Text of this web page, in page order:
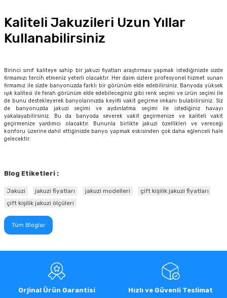
Kaliteli Jakuzileri Uzun Yıllar
Kullanabilirsiniz
Birinci sınıf kaliteye sahip bir jakuzi fiyatları araştırması yapmak istediğinizde sizde
firmamızı tercih etmeniz yeterli olacaktır. Her daim sizlere profesyonel hizmet sunan
firmamız ile sizde banyonuzda farklı bir görünüm elde edebilirsiniz. Banyoda yüksek
ışık kalitesi ile ferah görünüm elde edebileceğiniz gibi renk seçimi ve ürün seçimi ile
de bunu destekleyerek banyolarınızda keyifli vakit geçirme imkanı bulabilirsiniz. Siz
de banyonuzda jakuzi seçimi ve aydınlatma seçimi ile istediğiniz havayı
yakalayabilirsiniz. Bu da banyoda severek vakit geçirmenize ve kaliteli vakit
geçirmenize yardımcı olacaktır. Bununla birlikte jakuzi özellikleri ve vereceği
konforu üzerine dahil ettiğinizde banyo yapmak eskisinden çok daha eğlenceli hale
gelecektir.
Blog Etiketleri :
Jakuzi jakuzi fiyatları jakuzi modelleri
çift kişilik jakuzi fiyatları
çift kişilik jakuzi ölçüleri
Tüm Bloglar
Orjinal Ürün Garantisi Hızlı ve Güvenli Teslimat